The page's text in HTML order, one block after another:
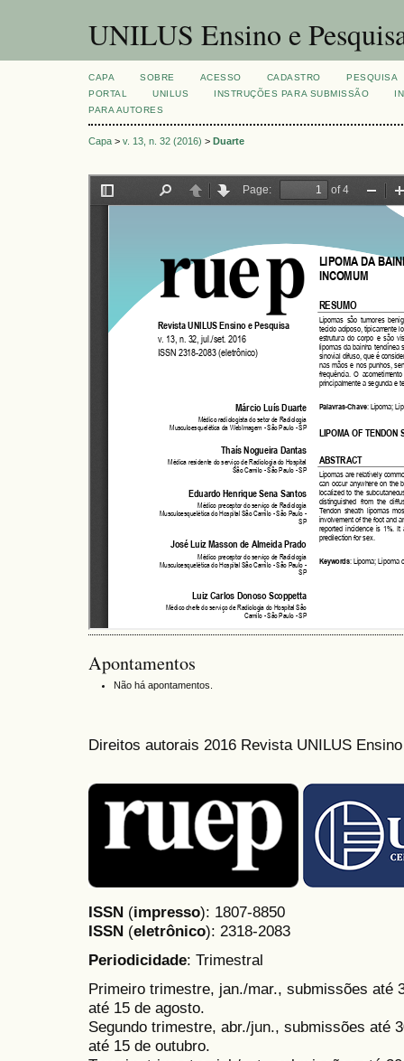
UNILUS Ensino e
CAPA SOBRE ACESSO CADASTRO
PESQUISA
PORTAL
UNILUS INSTRUÇÕES PARA SUBMISSÃO
PARA AUTORES
Capa > v. 13, n. 32 (2016) > Duarte
Apontamentos
Não há apontamentos.
Direitos autorais 2016 Revista UNILUS
ISSN (impresso): 1807-8850
ISSN (eletrônico): 2318-2083
Periodicidade: Trimestral
Primeiro trimestre, jan./mar., submissões até
até 15 de agosto.
Segundo trimestre, abr./jun., submissões até
até 15 de outubro.